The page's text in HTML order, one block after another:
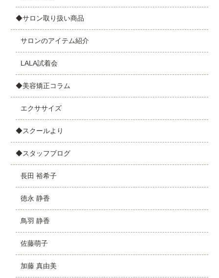
◆サロン取り扱い商品
サロンのアイテム紹介
LALA試着会
◆美容矯正コラム
エクササイズ
◆スクールより
◆スタッフブログ
長田 裕希子
徳永 静香
鳥羽 静香
佐藤萌子
加藤 真由美